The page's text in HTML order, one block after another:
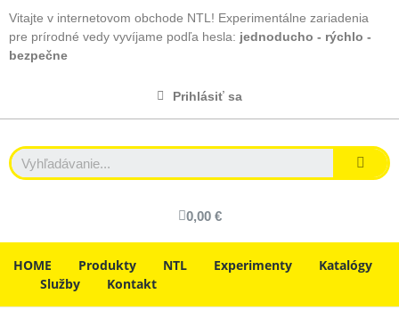
Vitajte v internetovom obchode NTL! Experimentálne zariadenia
pre prírodné vedy vyvíjame podľa hesla: jednoducho - rýchlo -
bezpečne
Prihlásiť sa
0,00 €
HOME Produkty NTL Experimenty
Katalógy
Služby
Kontakt